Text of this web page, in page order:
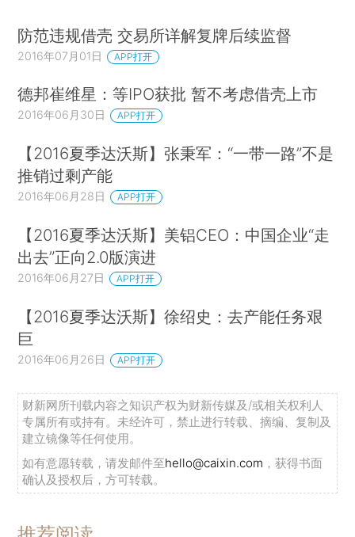
防范违规借壳 交易所详解复牌后续监督
2016年07月01日 APP打开
德邦崔维星：等IPO获批 暂不考虑借壳上市
2016年06月30日 APP打开
【2016夏季达沃斯】张秉军：“一带一路”不是
推销过剩产能
2016年06月28日 APP打开
【2016夏季达沃斯】美铝CEO：中国企业“走
出去”正向2.0版演进
2016年06月27日 APP打开
【2016夏季达沃斯】徐绍史：去产能任务艰
巨
2016年06月26日 APP打开
财新网所刊载内容之知识产权为财新传媒及/或相关权利人
专属所有或持有。未经许可，禁止进行转载、摘编、复制及
建立镜像等任何使用。
如有意愿转载，请发邮件至hello@caixin.com ，获得书面
确认及授权后，方可转载。